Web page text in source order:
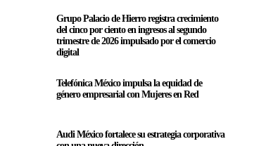
Grupo Palacio de Hierro registra crecimiento
del cinco por ciento en ingresos al segundo
trimestre de 2026 impulsado por el comercio
digital
Telefónica México impulsa la equidad de
género empresarial con Mujeres en Red
Audi México fortalece su estrategia corporativa